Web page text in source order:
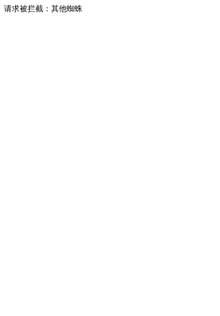
请求被拦截：其他蜘蛛